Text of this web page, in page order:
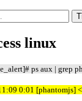
linux
ps aux | grep
0:01 [phantomjs]